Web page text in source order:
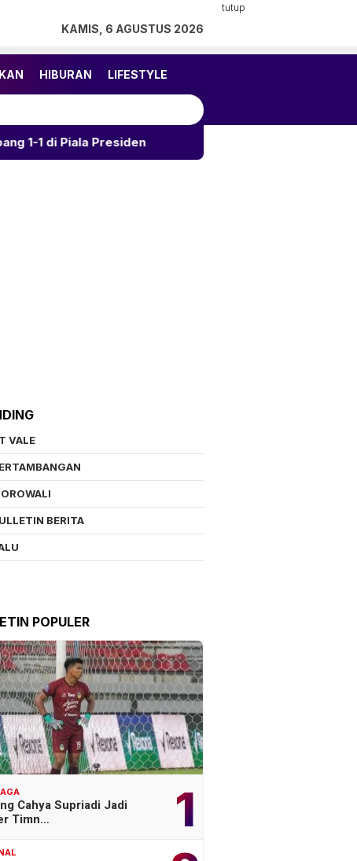
tutup
KAMIS, 6 AGUSTUS 2026
HIBURAN LIFESTYLE
Presiden Kalahkan Arema 3-1, Persija Rebut
VALE
BERITA
POPULER
1
Cahya Supriadi Jadi
Timn…